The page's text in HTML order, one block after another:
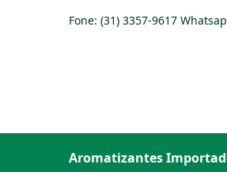
Fone: (31) 3357-9617
Aromatizantes